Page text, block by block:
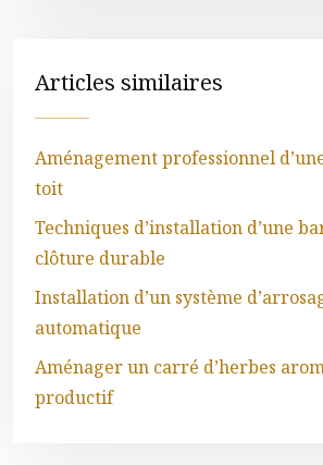
Articles similaires
Aménagement professionnel
toit
Techniques d’installation d’une
clôture durable
Installation d’un système
automatique
Aménager un carré d’herbes
productif